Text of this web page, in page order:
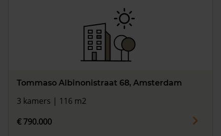
Tommaso Albinonistraat 68, Amsterdam
3 kamers | 116 m2
€ 790.000